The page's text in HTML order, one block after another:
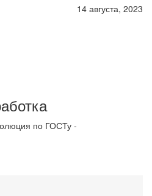
14 августа, 2023
по ГОСТу -